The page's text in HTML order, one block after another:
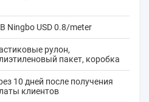
Ningbo USD 0.8/meter
рулон,
пакет, коробка
10 дней после получения
клиентов